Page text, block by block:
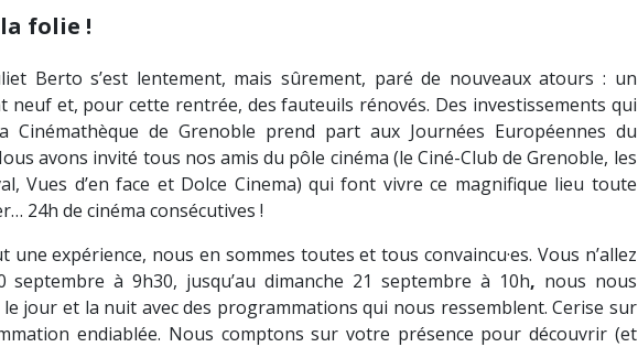
la folie !
Berto s’est lentement, mais sûrement, paré de nouveaux atours : un
neuf et, pour cette rentrée, des fauteuils rénovés. Des investissements qui
de Grenoble prend part aux Journées Européennes du
avons invité tous nos amis du pôle cinéma (le Ciné-Club de Grenoble, les
Vues d’en face et Dolce Cinema) qui font vivre ce magnifique lieu toute
24h de cinéma consécutives !
une expérience, nous en sommes toutes et tous convaincu·es. Vous n’allez
septembre à 9h30, jusqu’au dimanche 21 septembre à 10h, nous nous
jour et la nuit avec des programmations qui nous ressemblent. Cerise sur
endiablée. Nous comptons sur votre présence pour découvrir (et